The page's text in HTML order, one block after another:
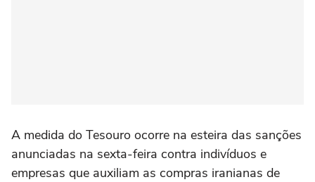
A medida do ‌Tesouro ocorre na esteira das sanções
⁠anunciadas na sexta-feira contra indivíduos e
empresas que auxiliam as compras iranianas de